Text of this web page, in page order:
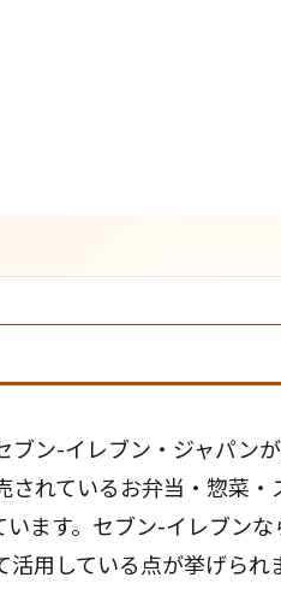
ン-イレブン・ジャパン
されているお弁当・惣菜
ます。セブン-イレブン
用している点が挙げられ